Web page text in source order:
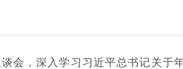
会，深入学习习近平总书记关于